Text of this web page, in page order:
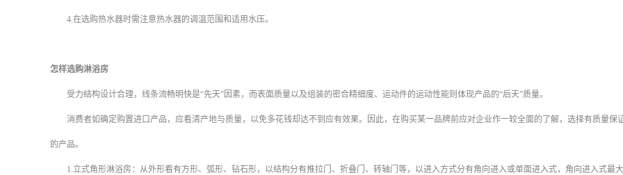
4.在选购热水器时需注意热水器的调温范围和适用水压。
怎样选购淋浴房
受力结构设计合理，线条流畅明快是“先天”因素，而表面质量以及组装的密合精细度、运动件的运动性能则体现产品的“后天”质量。
消费者如确定购置进口产品，应看清产地与质量，以免多花钱却达不到应有效果。因此，在购买某一品牌前应对企业作一较全面的了解，选择有质量保
的产品。
1.立式角形淋浴房：从外形看有方形、弧形、钻石形，以结构分有推拉门、折叠门、转轴门等，以进入方式分有角向进入或单面进入式，角向进入式最大